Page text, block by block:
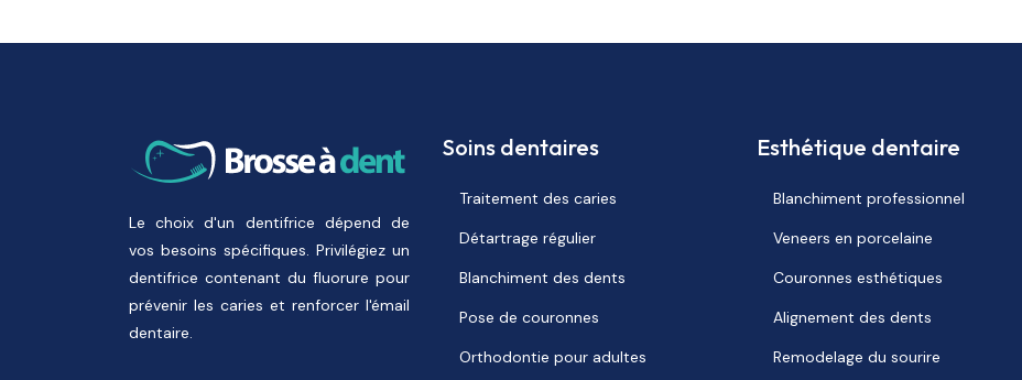
Le choix d'un dentifrice dépend de
vos besoins spécifiques. Privilégiez un
dentifrice contenant du fluorure pour
prévenir les caries et renforcer l'émail
dentaire.
Soins dentaires
Traitement des caries
Détartrage régulier
Blanchiment des dents
Pose de couronnes
Orthodontie pour adultes
Esthétique dentaire
Blanchiment professionnel
Veneers en porcelaine
Couronnes esthétiques
Alignement des dents
Remodelage du sourire